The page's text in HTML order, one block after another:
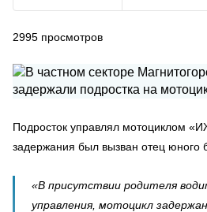
2995 просмотров
Подросток управлял мотоциклом
задержания был вызван отец юного
«В присутствии родителя
управления, мотоцикл